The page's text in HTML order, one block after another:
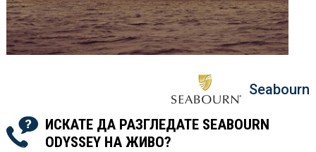
Seabourn
ИСКАТЕ ДА РАЗГЛЕДАТЕ SEABOURN
ODYSSEY НА ЖИВО?